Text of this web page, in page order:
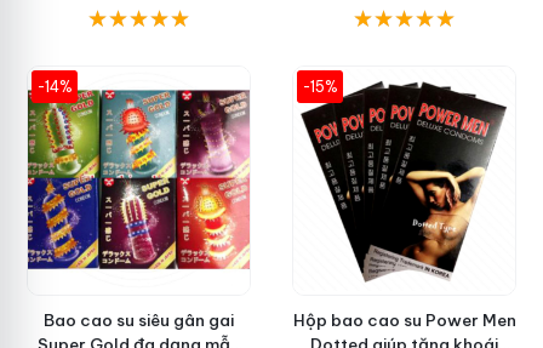
-14%
Bao cao su siêu gân gai
-15%
Hộp bao cao su Power Men